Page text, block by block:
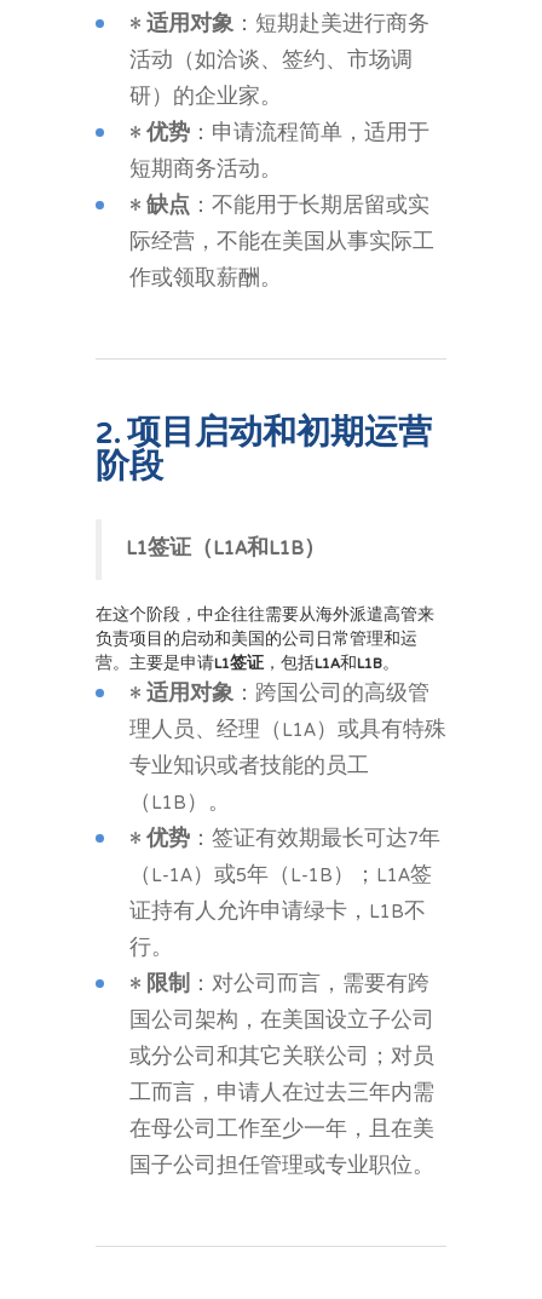
•适用对象 ：短期赴美进行商务
活动（如洽谈、签约、市场调
研）的企业家。
•优势 ：申请流程简单，适用于
短期商务活动。
•缺点 ：不能用于长期居留或实
际经营，不能在美国从事实际工
作或领取薪酬。
2. 项目启动和初期运营
阶段
L1签证（L1A和L1B）
在这个阶段，中企往往需要从海外派遣高管来
负责项目的启动和美国的公司日常管理和运
营。主要是申请L1签证 ，包括L1A和L1B。
•适用对象 ：跨国公司的高级管
理人员、经理（L1A）或具有特殊
专业知识或者技能的员工
（L1B）。
•优势 ：签证有效期最长可达7年
（L-1A）或5年（L-1B）；L1A签
证持有人允许申请绿卡，L1B不
行。
•限制 ：对公司而言，需要有跨
国公司架构，在美国设立子公司
或分公司和其它关联公司；对员
工而言，申请人在过去三年内需
在母公司工作至少一年，且在美
国子公司担任管理或专业职位。